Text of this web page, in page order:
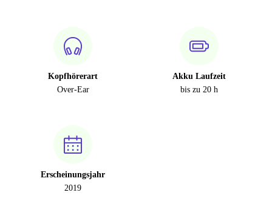
Kopfhörerart
Over-Ear
Akku Laufzeit
bis zu 20 h
Erscheinungsjahr
2019